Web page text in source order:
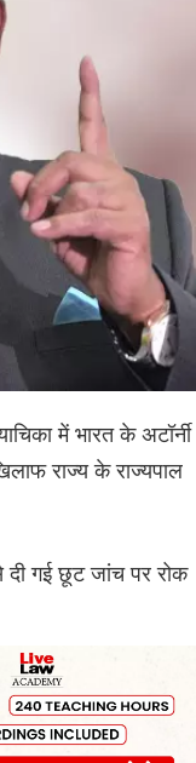
में भारत के अटॉर्नी
राज्य के राज्यपाल
दी गई छूट जांच पर रोक